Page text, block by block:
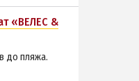
«ВЕЛЕС &
до пляжа.